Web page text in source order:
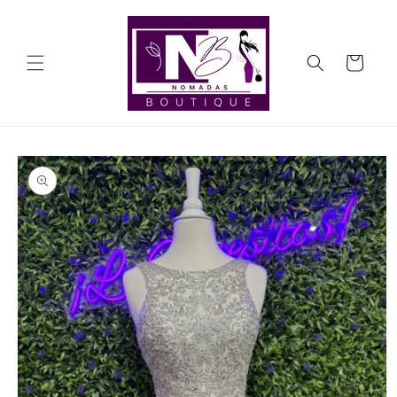
Carrito
directamente
a la
información
del producto